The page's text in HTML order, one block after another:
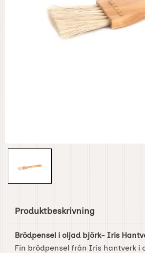
Produktbeskrivning
Brödpensel i oljad björk- Iris
Fin brödpensel från Iris hantverk i